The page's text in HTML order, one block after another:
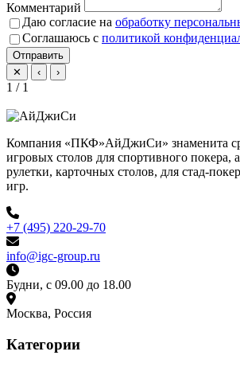
Комментарий
Даю согласие на обработку
Соглашаюсь с политикой
Отправить
✕
‹ ›
1 / 1
Компания «ПКФ»АйДжиСи» знаменита
игровых столов для спортивного покера,
рулетки, карточных столов, для стад-
игр.
+7 (495) 220-29-70
info@igc-group.ru
Будни, с 09.00 до 18.00
Москва, Россия
Категории